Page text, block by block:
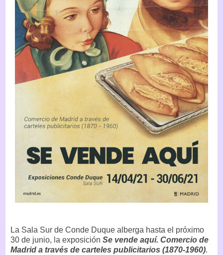
La Sala Sur de Conde Duque alberga hasta el próximo
30 de junio, la exposición Se vende aquí. Comercio de
Madrid a través de carteles publicitarios (1870-1960).